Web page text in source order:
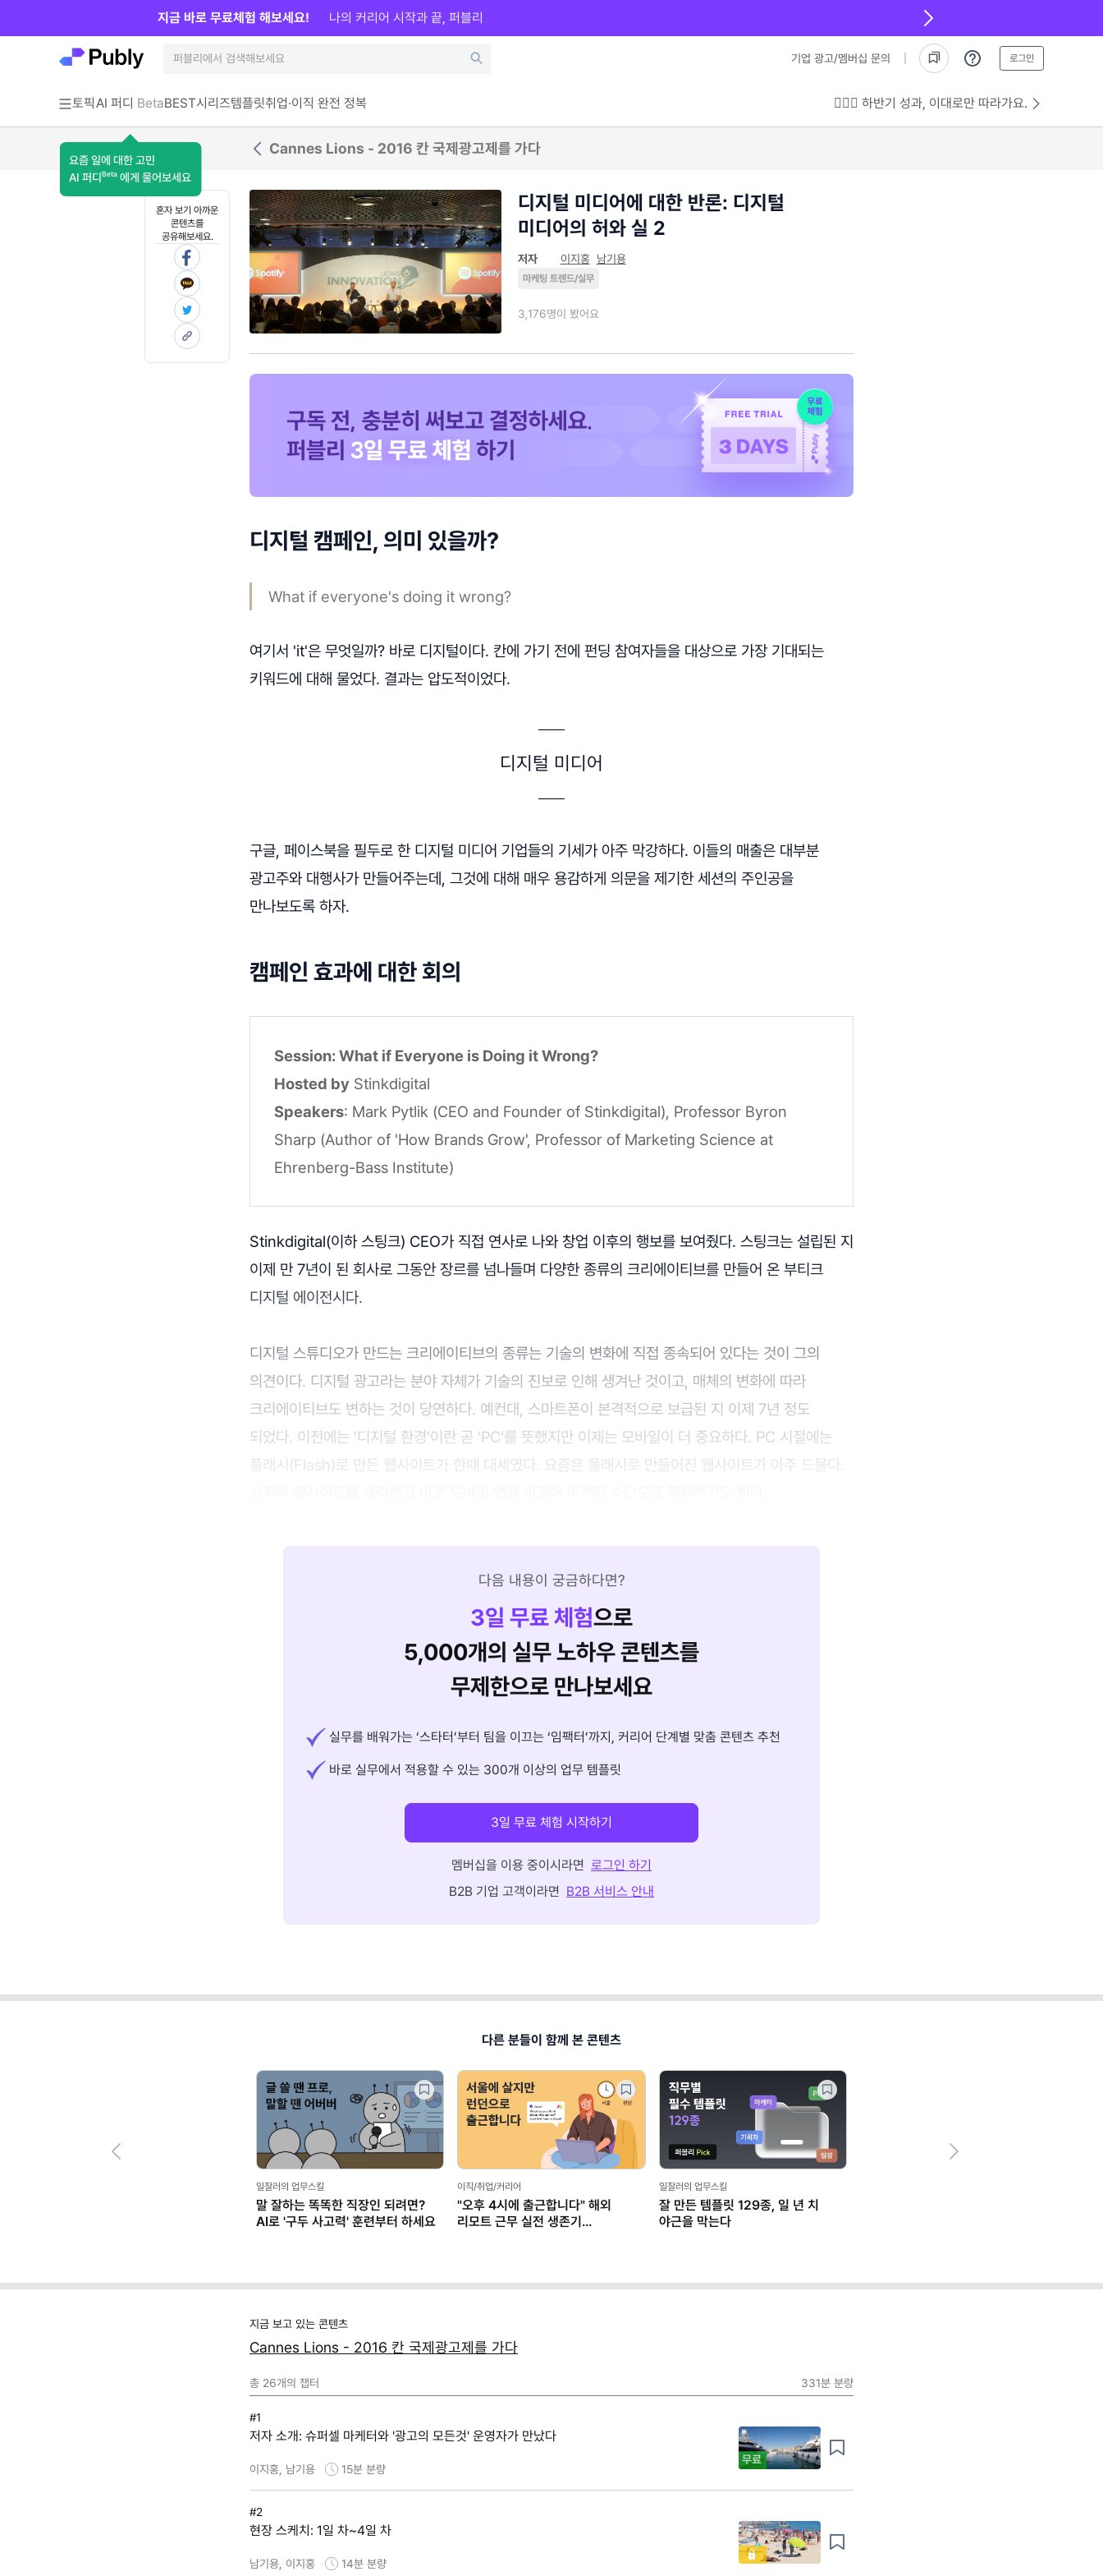
기업 광고/멤버십 문의 로그인
토픽AI 퍼디 Beta
요즘 일에 대한 고민
AI 퍼디 Beta 에게 물어보세요
BEST시리즈템플릿취업·이직 완전 정복 💁🏻‍♂️ 하반기 성과, 이대로만 따라가요.
지금 바로 무료체험 해보세요! 나의 커리어 시작과 끝, 퍼블리
Cannes Lions - 2016 칸 국제광고제를 가다
혼자 보기 아까운
콘텐츠를
공유해보세요.
디지털 미디어에 대한 반론: 디지털
미디어의 허와 실 2
저자 이지홍 남기용
마케팅 트렌드/실무
3,176명이 봤어요
디지털 캠페인, 의미 있을까?
What if everyone's doing it wrong?
여기서 'it'은 무엇일까? 바로 디지털이다. 칸에 가기 전에 펀딩 참여자들을 대상으로 가장 기대되는
키워드에 대해 물었다. 결과는 압도적이었다.
디지털 미디어
구글, 페이스북을 필두로 한 디지털 미디어 기업들의 기세가 아주 막강하다. 이들의 매출은 대부분
광고주와 대행사가 만들어주는데, 그것에 대해 매우 용감하게 의문을 제기한 세션의 주인공을
만나보도록 하자.
캠페인 효과에 대한 회의
Session: What if Everyone is Doing it Wrong?
Hosted by Stinkdigital
Speakers: Mark Pytlik (CEO and Founder of Stinkdigital), Professor Byron
Sharp (Author of 'How Brands Grow', Professor of Marketing Science at
Ehrenberg-Bass Institute)
Stinkdigital(이하 스팅크) CEO가 직접 연사로 나와 창업 이후의 행보를 보여줬다. 스팅크는 설립된 지
이제 만 7년이 된 회사로 그동안 장르를 넘나들며 다양한 종류의 크리에이티브를 만들어 온 부티크
디지털 에이전시다.
디지털 스튜디오가 만드는 크리에이티브의 종류는 기술의 변화에 직접 종속되어 있다는 것이 그의
의견이다. 디지털 광고라는 분야 자체가 기술의 진보로 인해 생겨난 것이고, 매체의 변화에 따라
크리에이티브도 변하는 것이 당연하다. 예컨대, 스마트폰이 본격적으로 보급된 지 이제 7년 정도
되었다. 이전에는 '디지털 환경'이란 곧 'PC'를 뜻했지만 이제는 모바일이 더 중요하다. PC 시절에는
플래시(Flash)로 만든 웹사이트가 한때 대세였다. 요즘은 플래시로 만들어진 웹사이트가 아주 드물다.
다음 내용이 궁금하다면?
3일 무료 체험으로
5,000개의 실무 노하우 콘텐츠를
무제한으로 만나보세요
실무를 배워가는 ‘스타터’부터 팀을 이끄는 ‘임팩터’까지, 커리어 단계별 맞춤 콘텐츠 추천
바로 실무에서 적용할 수 있는 300개 이상의 업무 템플릿
3일 무료 체험 시작하기
멤버십을 이용 중이시라면 로그인 하기
B2B 기업 고객이라면 B2B 서비스 안내
다른 분들이 함께 본 콘텐츠
일잘러의 업무스킬
말 잘하는 똑똑한 직장인 되려면?
AI로 '구두 사고력' 훈련부터 하세요
이직/취업/커리어
"오후 4시에 출근합니다" 해외
리모트 근무 실전 생존기
일잘러의 업무스킬
잘 만든 템플릿 129종, 일 년 치
야근을 막는다
지금 보고 있는 콘텐츠
Cannes Lions - 2016 칸 국제광고제를 가다
총 26개의 챕터 331분 분량
#1
저자 소개: 슈퍼셀 마케터와 '광고의 모든것' 운영자가 만났다
무료
이지홍, 남기용 15분 분량
#2
현장 스케치: 1일 차~4일 차
남기용, 이지홍 14분 분량